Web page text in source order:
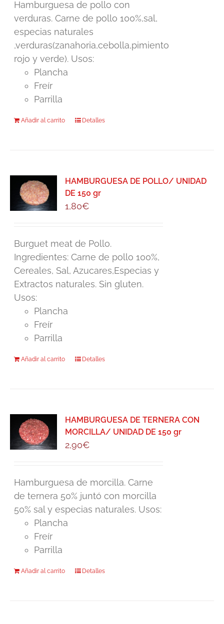
Hamburguesa de pollo con
verduras. Carne de pollo 100%,sal,
especias naturales
,verduras(zanahoria,cebolla,pimiento
rojo y verde). Usos:
Plancha
Freír
Parrilla
Añadir al carrito Detalles
HAMBURGUESA DE POLLO/ UNIDAD
DE 150 gr
1,80€
Burguet meat de Pollo.
Ingredientes: Carne de pollo 100%,
Cereales, Sal, Azucares,Especias y
Extractos naturales. Sin gluten.
Usos:
Plancha
Freír
Parrilla
Añadir al carrito Detalles
HAMBURGUESA DE TERNERA CON
MORCILLA/ UNIDAD DE 150 gr
2,90€
Hamburguesa de morcilla. Carne
de ternera 50% juntó con morcilla
50% sal y especias naturales. Usos:
Plancha
Freír
Parrilla
Añadir al carrito Detalles